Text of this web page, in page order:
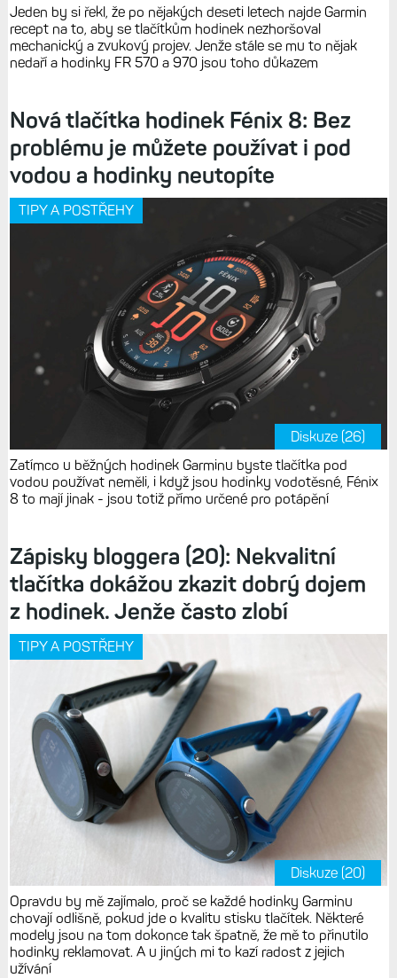
Jeden by si řekl, že po nějakých deseti letech najde Garmin
recept na to, aby se tlačítkům hodinek nezhoršoval
mechanický a zvukový projev. Jenže stále se mu to nějak
nedaří a hodinky FR 570 a 970 jsou toho důkazem
Nová tlačítka hodinek Fénix 8: Bez
problému je můžete používat i pod
vodou a hodinky neutopíte
TIPY A POSTŘEHY
Diskuze (26)
Zatímco u běžných hodinek Garminu byste tlačítka pod
vodou používat neměli, i když jsou hodinky vodotěsné, Fénix
8 to mají jinak - jsou totiž přímo určené pro potápění
Zápisky bloggera (20): Nekvalitní
tlačítka dokážou zkazit dobrý dojem
z hodinek. Jenže často zlobí
TIPY A POSTŘEHY
Diskuze (20)
Opravdu by mě zajímalo, proč se každé hodinky Garminu
chovají odlišně, pokud jde o kvalitu stisku tlačítek. Některé
modely jsou na tom dokonce tak špatně, že mě to přinutilo
hodinky reklamovat. A u jiných mi to kazí radost z jejich
užívání